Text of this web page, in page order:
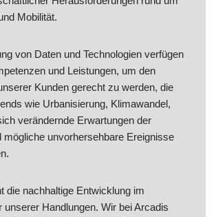
Mobilität.
von Daten und Technologien verfügen
und Leistungen, um den
Kunden gerecht zu werden, die
wie Urbanisierung, Klimawandel,
verändernde Erwartungen der
mögliche unvorhersehbare Ereignisse
die nachhaltige Entwicklung im
unserer Handlungen. Wir bei Arcadis